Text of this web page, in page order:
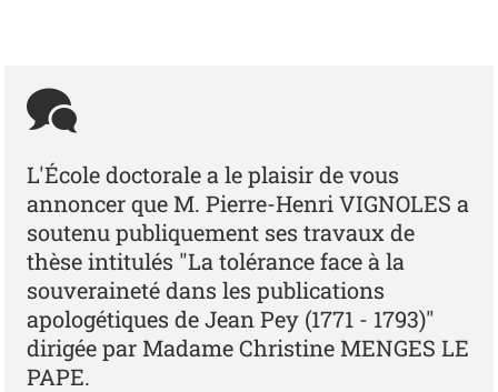
L'École doctorale a le plaisir de vous
annoncer que M. Pierre-Henri VIGNOLES a
soutenu publiquement ses travaux de
thèse intitulés "La tolérance face à la
souveraineté dans les publications
apologétiques de Jean Pey (1771 - 1793)"
dirigée par Madame Christine MENGES LE
PAPE.